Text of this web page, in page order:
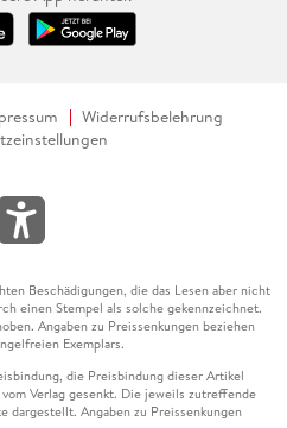
Widerrufsbelehrung
Beschädigungen, die das Lesen aber nicht
einen Stempel als solche gekennzeichnet.
Angaben zu Preissenkungen beziehen
Exemplars.
die Preisbindung dieser Artikel
Verlag gesenkt. Die jeweils zutreffende
Angaben zu Preissenkungen